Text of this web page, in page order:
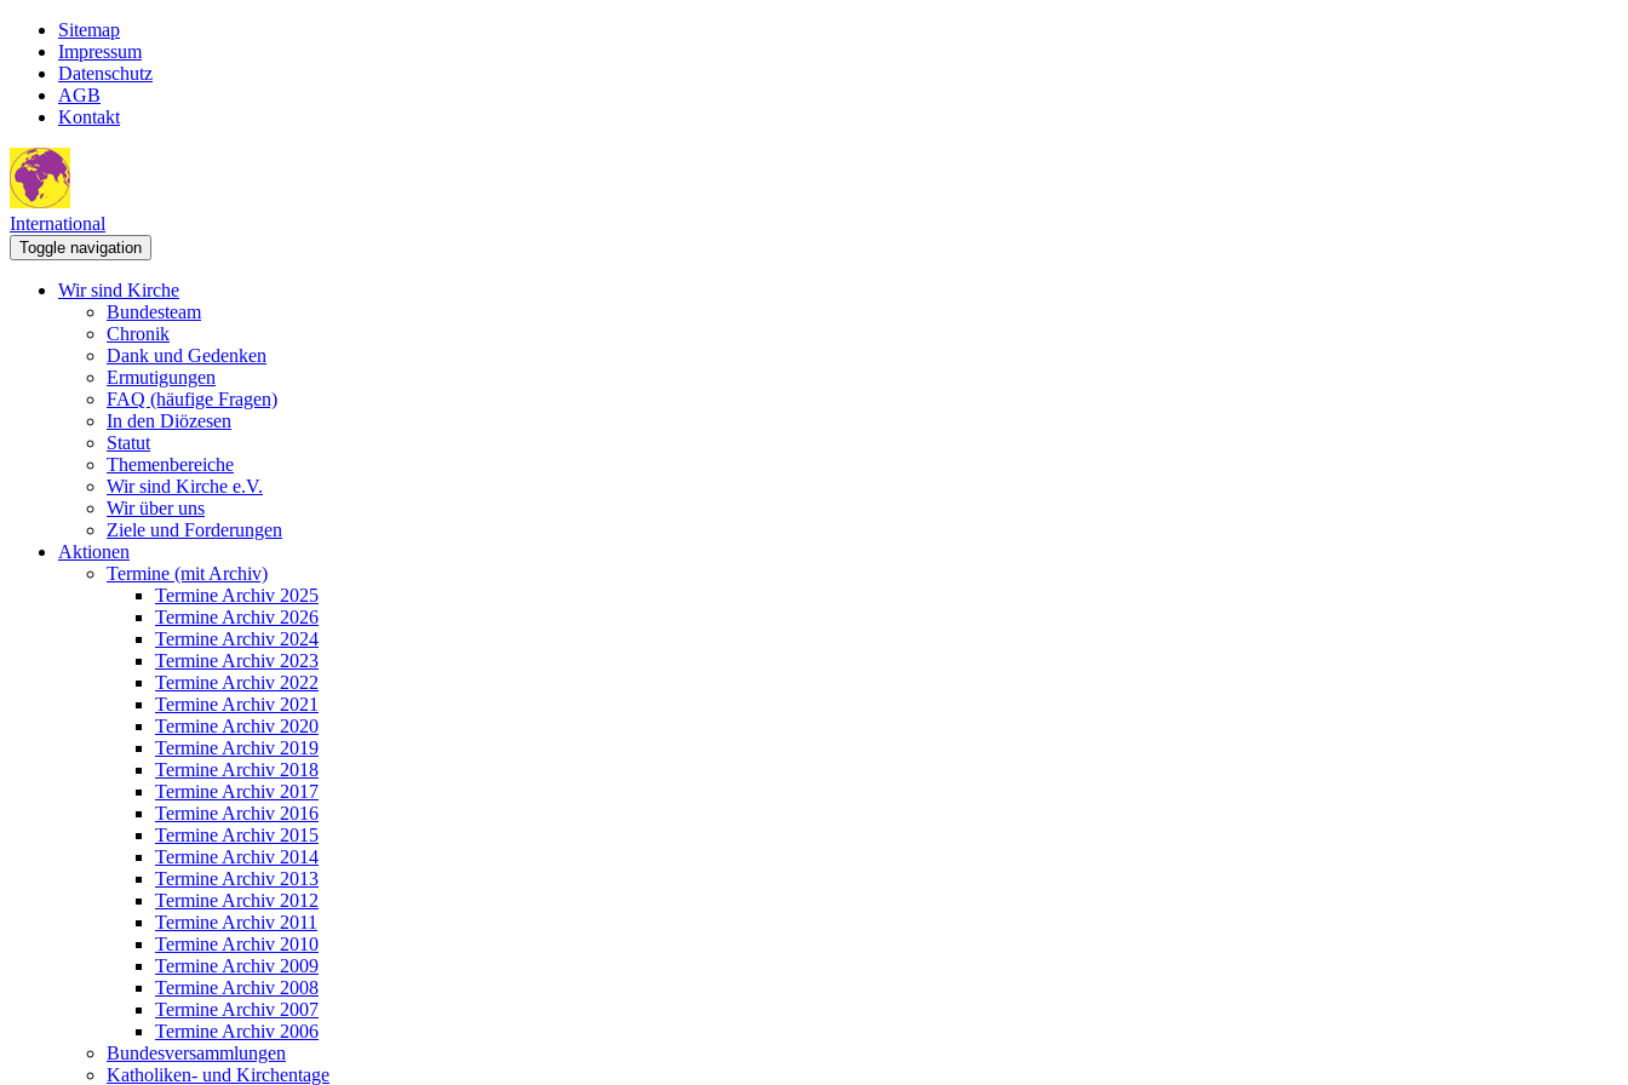
Sitemap
Impressum
Datenschutz
AGB
Kontakt
International
Toggle navigation
Wir sind Kirche
Bundesteam
Chronik
Dank und Gedenken
Ermutigungen
FAQ (häufige Fragen)
In den Diözesen
Statut
Themenbereiche
Wir sind Kirche e.V.
Wir über uns
Ziele und Forderungen
Aktionen
Termine (mit Archiv)
Termine Archiv 2025
Termine Archiv 2026
Termine Archiv 2024
Termine Archiv 2023
Termine Archiv 2022
Termine Archiv 2021
Termine Archiv 2020
Termine Archiv 2019
Termine Archiv 2018
Termine Archiv 2017
Termine Archiv 2016
Termine Archiv 2015
Termine Archiv 2014
Termine Archiv 2013
Termine Archiv 2012
Termine Archiv 2011
Termine Archiv 2010
Termine Archiv 2009
Termine Archiv 2008
Termine Archiv 2007
Termine Archiv 2006
Bundesversammlungen
Katholiken- und Kirchentage